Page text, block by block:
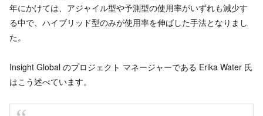
年にかけては、アジャイル型や予測型の使用率がいずれも減少す
る中で、ハイブリッド型のみが使用率を伸ばした手法となりまし
た。
Insight Global のプロジェクト マネージャーである Erika Water 氏
はこう述べています。